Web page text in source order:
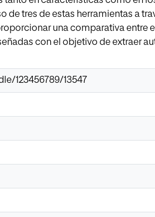
de tres de estas herramientas a
una comparativa entre
con el objetivo de extraer
123456789/13547